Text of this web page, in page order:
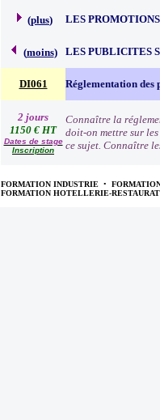
(plus) LES PROMOTIONS
(moins) LES PUBLICITES
DI061 Réglementation des
2 jours
1150 € HT
Dates de stage
Inscription
Connaître la
doit-on mettre sur
ce sujet. Connaître
FORMATION INDUSTRIE •
FORMATION HOTELLERIE-